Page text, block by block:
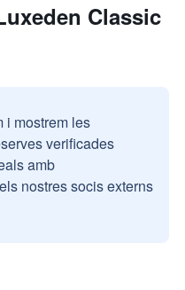
Classic
i mostrem les
verificades
amb
nostres socis externs